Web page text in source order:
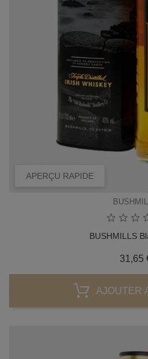
APERÇU RAPIDE
BUSHMILLS
31,65
AJOUTER